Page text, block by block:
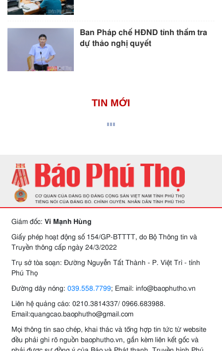
Ban Pháp chế HĐND tỉnh thẩm tra
dự thảo nghị quyết
TIN MỚI
Giám đốc: Vi Mạnh Hùng
Giấy phép hoạt động số 154/GP-BTTTT, do Bộ Thông tin và
Truyền thông cấp ngày 24/3/2022
Trụ sở tòa soạn: Đường Nguyễn Tất Thành - P. Việt Trì - tỉnh
Phú Thọ
Đường dây nóng: 039.558.7799; Email: info@baophutho.vn
Liên hệ quảng cáo: 0210.3814337/ 0966.683988.
Email:quangcao.baophutho@gmail.com
Mọi thông tin sao chép, khai thác và tổng hợp tin tức từ website
đều phải ghi rõ nguồn baophutho.vn, gắn kèm liên kết gốc và